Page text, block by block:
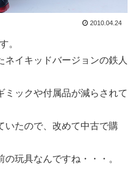
2010.04.24
。
ネイキッドバージョンの鉄人
ミックや付属品が減らされて
いたので、改めて中古で購
玩具なんですね・・・。